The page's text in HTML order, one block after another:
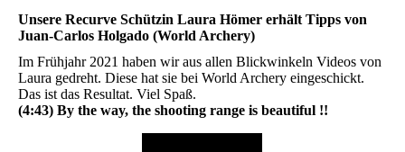
Unsere Recurve Schützin Laura Hömer erhält Tipps von
Juan-Carlos Holgado (World Archery)
Im Frühjahr 2021 haben wir aus allen Blickwinkeln Videos von
Laura gedreht. Diese hat sie bei World Archery eingeschickt.
Das ist das Resultat. Viel Spaß.
(4:43) By the way, the shooting range is beautiful !!